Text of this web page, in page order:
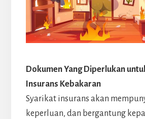
Dokumen Yang Diperlukan
Insurans Kebakaran
Syarikat insurans akan
keperluan, dan bergantung